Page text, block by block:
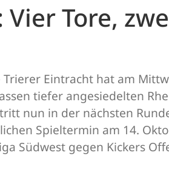
Tore,
Eintracht hat am
tiefer angesiedelten
nun in der nächsten
Spieltermin am 14.
Südwest gegen Kickers